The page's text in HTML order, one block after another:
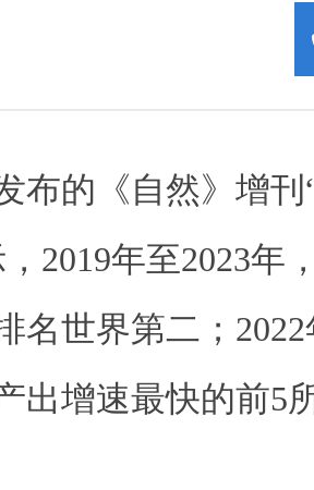
布的《自然》增刊
2019年至2023年
名世界第二；
出增速最快的前5